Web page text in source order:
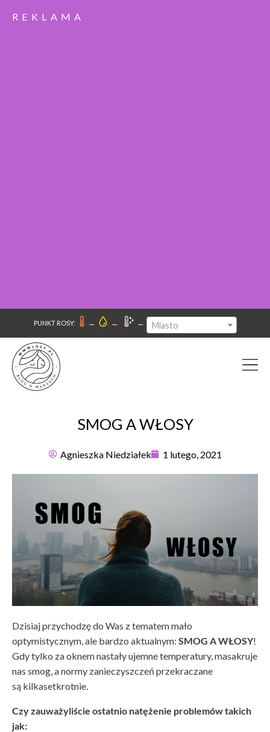
REKLAMA
PUNKT ROSY: – – – Miasto
SMOG A WŁOSY
Agnieszka Niedziałek 1 lutego, 2021
Dzisiaj przychodzę do Was z tematem mało
optymistycznym, ale bardzo aktualnym: SMOG A WŁOSY!
Gdy tylko za oknem nastały ujemne temperatury, masakruje
nas smog, a normy zanieczyszczeń przekraczane
są kilkasetkrotnie.
Czy zauważyliście ostatnio natężenie problemów takich
jak: